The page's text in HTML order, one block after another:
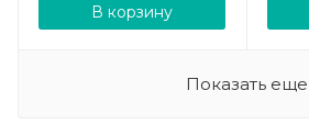
В корзину
Показать еще